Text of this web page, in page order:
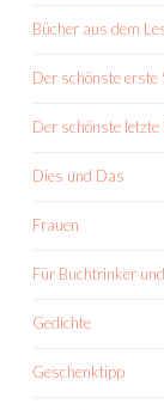
Bücher aus dem
Der schönste erste
Der schönste letzte
Dies und Das
Frauen
Für Buchtrinker
Gedichte
Geschenktipp